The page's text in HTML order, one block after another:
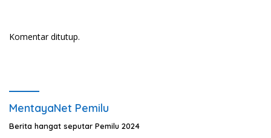
Komentar ditutup.
MentayaNet Pemilu
Berita hangat seputar Pemilu 2024